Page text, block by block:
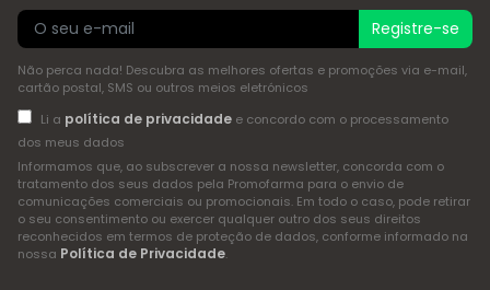
Registre-se
Não perca nada! Descubra as melhores ofertas e promoções via e-mail,
cartão postal, SMS ou outros meios eletrónicos
Li a política de privacidadee concordo com o processamento
dos meus dados
Informamos que, ao subscrever a nossa newsletter, concorda com o
tratamento dos seus dados pela Promofarma para o envio de
comunicações comerciais ou promocionais. Em todo o caso, pode retirar
o seu consentimento ou exercer qualquer outro dos seus direitos
reconhecidos em termos de proteção de dados, conforme informado na
nossa Política de Privacidade.